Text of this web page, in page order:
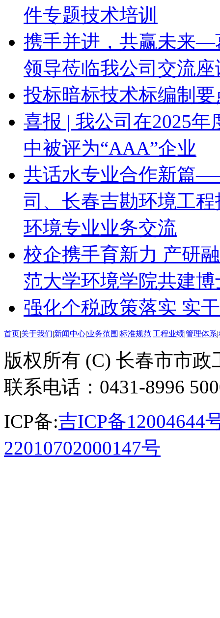
件专题技术培训
携手并进，共赢未来—
领导莅临我公司交流座
投标暗标技术标编制
喜报 | 我公司在2025
中被评为“AAA”企业
共话水专业合作新篇
司、长春吉勘环境工
环境专业业务交流
校企携手育新力 产研
范大学环境学院共建
强化个税政策落实 实
首页|关于我们|新闻中心|业务范围 |标准规范|工程业绩|管理体系|
版权所有 (C) 长春市市
联系电话：0431-8996
ICP备:吉ICP备12004644
22010702000147号